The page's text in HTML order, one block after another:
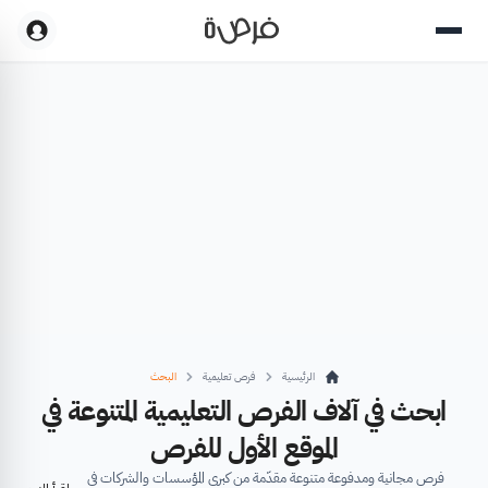
الرئيسية فرص تعليمية البحث
ابحث في آلاف الفرص التعليمية المتنوعة في
الموقع الأول للفرص
فرص مجانية ومدفوعة متنوعة مقدّمة من كبرى المؤسسات والشركات في